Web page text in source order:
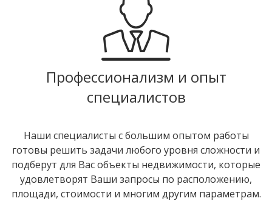
Профессионализм и опыт
специалистов
Наши специалисты с большим опытом работы
готовы решить задачи любого уровня сложности и
подберут для Вас объекты недвижимости, которые
удовлетворят Ваши запросы по расположению,
площади, стоимости и многим другим параметрам.